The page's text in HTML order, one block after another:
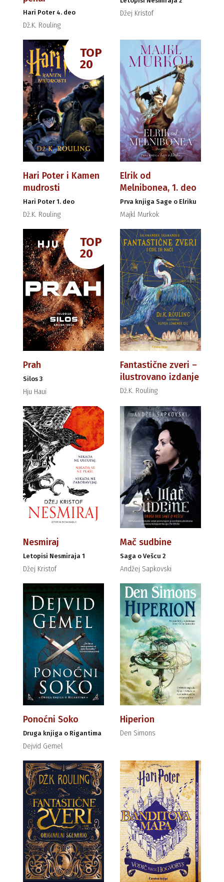
Hari Poter 4. deo
Dž.K. Rouling
Džej Kristof
TOP
20
Hari Poter i Kamen
mudrosti
Hari Poter 1. deo
Dž.K. Rouling
Elrik od
Melnibonea, 1. deo
Prva knjiga Sage o Elriku
Majkl Murkok
TOP
20
Prah
Silos 3
Hju Haui
Fantastične zveri –
ilustrovano izdanje
Dž.K. Rouling
Nesmiraj
Letopisi Nesmiraja 1
Džej Kristof
Mač sudbine
Saga o Vešcu 2
Andžej Sapkovski
Ponoćni Soko
Druga knjiga o Rigantima
Dejvid Gemel
Hiperion
Den Simons